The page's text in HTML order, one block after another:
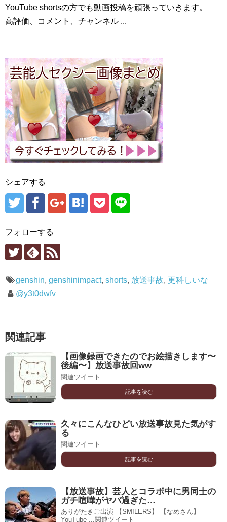
YouTube shortsの方でも動画投稿を頑張っていきます。
高評価、コメント、チャンネル ...
シェアする
フォローする
genshin, genshinimpact, shorts, 放送事故, 更科しいな
@y3t0dwfv
関連記事
【画像録画できたのでお絵描きします〜
後編〜】放送事故回ww
関連ツイート
記事を読む
久々にこんなひどい放送事故見た気がす
る
関連ツイート
記事を読む
【放送事故】芸人とコラボ中に男同士の
ガチ喧嘩がヤバ過ぎた…
ありがたきご出演 【SMILERS】 【なめさん】
YouTube ...関連ツイート